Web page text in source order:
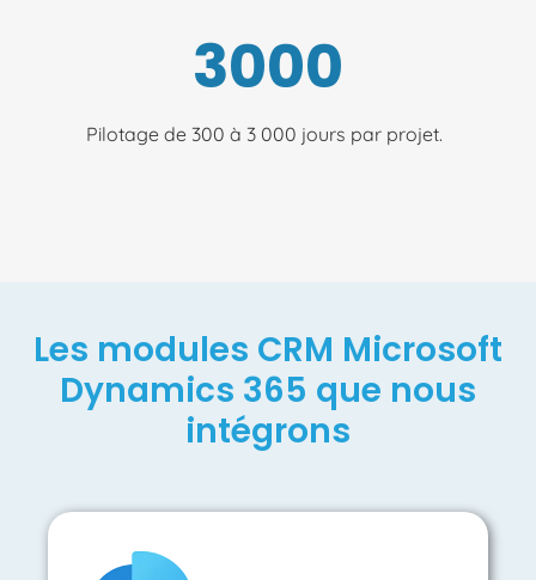
3000
Pilotage de 300 à 3 000 jours par projet.
Les modules CRM Microsoft
Dynamics 365 que nous
intégrons